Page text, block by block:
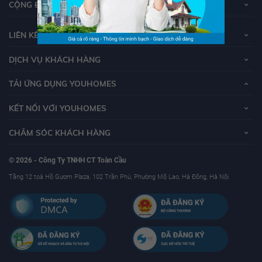
CỘNG ĐỒNG YOUHOMERS
LIÊN KẾT
DỊCH VỤ KHÁCH HÀNG
TẢI ỨNG DỤNG YOUHOMES
KẾT NỐI VỚI YOUHOMES
CHĂM SÓC KHÁCH HÀNG
© 2026 - Công Ty TNHH CT Toàn Cầu
Tầng 12 toà Hồ Gươm Plaza, 102 Trần Phú, Phường Mộ Lao, Hà Đông, Hà Nội